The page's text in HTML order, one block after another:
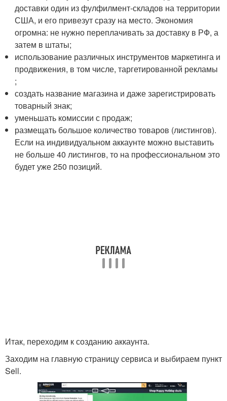
доставки один из фулфилмент-складов на территории
США, и его привезут сразу на место. Экономия
огромна: не нужно переплачивать за доставку в РФ, а
затем в штаты;
использование различных инструментов маркетинга и
продвижения, в том числе, таргетированной рекламы
;
создать название магазина и даже зарегистрировать
товарный знак;
уменьшать комиссии с продаж;
размещать большое количество товаров (листингов).
Если на индивидуальном аккаунте можно выставить
не больше 40 листингов, то на профессиональном это
будет уже 250 позиций.
Итак, переходим к созданию аккаунта.
Заходим на главную страницу сервиса и выбираем пункт
Sell.